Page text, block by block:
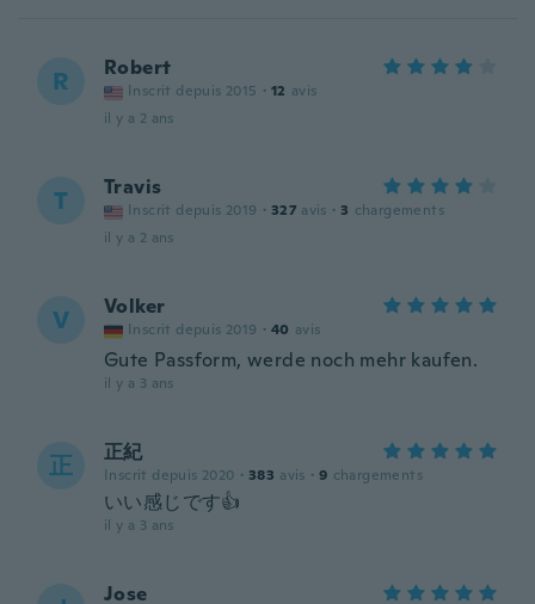
R Robert
Inscrit depuis 2015 · 12 avis
il y a 2 ans
T Travis
Inscrit depuis 2019 · 327 avis · 3 chargements
il y a 2 ans
V Volker
Inscrit depuis 2019 · 40 avis
Gute Passform, werde noch mehr kaufen.
il y a 3 ans
正 正紀
Inscrit depuis 2020 · 383 avis · 9 chargements
いい感じです👍
il y a 3 ans
Jose